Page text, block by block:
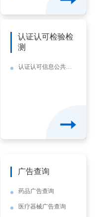
广告查询
药品广告查询
医疗器械广告查询
认证认可检验检
测
认证认可信息公共服务平台